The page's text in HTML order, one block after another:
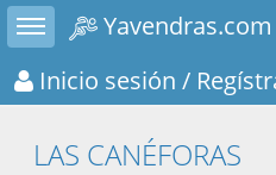
Toggle sidebar
Yavendras.com
Inicio sesión /
LAS CANÉFORAS